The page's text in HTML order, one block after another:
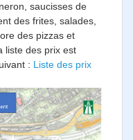
saucisses de
des frites, salades,
des pizzas et
liste des prix est
: Liste des prix